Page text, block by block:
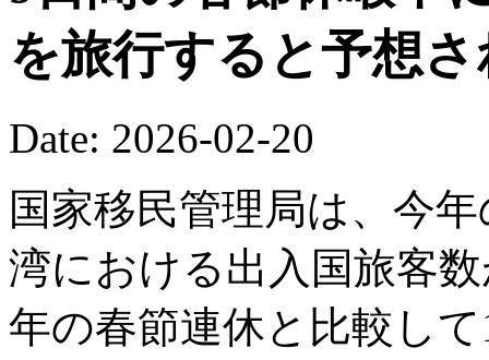
を旅行すると予想
Date: 2026-02-20
国家移民管理局は、今
湾における出入国旅客
年の春節連休と比較し